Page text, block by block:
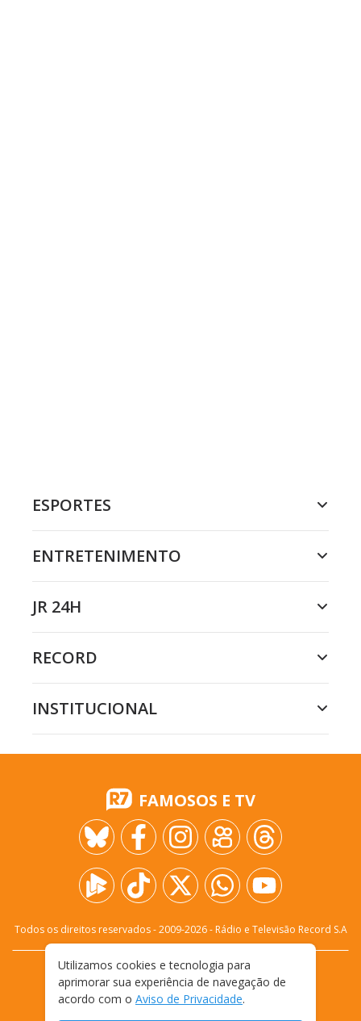
ESPORTES
ENTRETENIMENTO
JR 24H
RECORD
INSTITUCIONAL
FAMOSOS E TV
Todos os direitos reservados - 2009-2026- Rádio e Televisão Record S.A
FALE CONOSCO
PRIVACIDADE
TERMOS E CONDIÇÕES DE USO
Utilizamos cookies e tecnologia para
aprimorar sua experiência de navegação de
acordo com o Aviso de Privacidade.